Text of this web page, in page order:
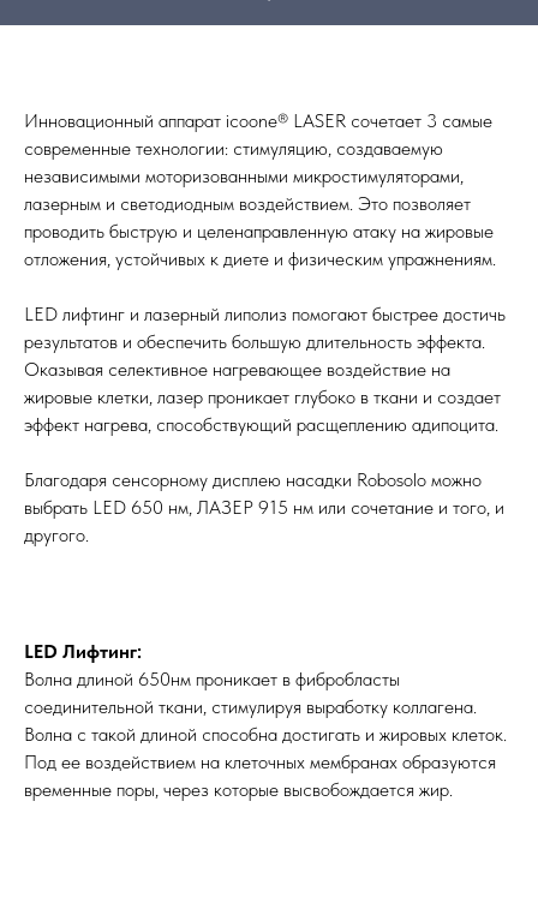
Инновационный аппарат icoone® LASER сочетает 3 самые
современные технологии: стимуляцию, создаваемую
независимыми моторизованными микростимуляторами,
лазерным и светодиодным воздействием. Это позволяет
проводить быструю и целенаправленную атаку на жировые
отложения, устойчивых к диете и физическим упражнениям.
LED лифтинг и лазерный липолиз помогают быстрее достичь
результатов и обеспечить большую длительность эффекта.
Оказывая селективное нагревающее воздействие на
жировые клетки, лазер проникает глубоко в ткани и создает
эффект нагрева, способствующий расщеплению адипоцита.
Благодаря сенсорному дисплею насадки Robosolo можно
выбрать LED 650 нм, ЛАЗЕР 915 нм или сочетание и того, и
другого.
LED Лифтинг:
Волна длиной 650нм проникает в фибробласты
соединительной ткани, стимулируя выработку коллагена.
Волна с такой длиной способна достигать и жировых клеток.
Под ее воздействием на клеточных мембранах образуются
временные поры, через которые высвобождается жир.